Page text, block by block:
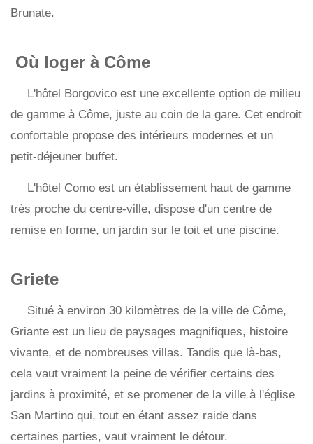
Brunate.
Où loger à Côme
L'hôtel Borgovico est une excellente option de milieu
de gamme à Côme, juste au coin de la gare. Cet endroit
confortable propose des intérieurs modernes et un
petit-déjeuner buffet.
L'hôtel Como est un établissement haut de gamme
très proche du centre-ville, dispose d'un centre de
remise en forme, un jardin sur le toit et une piscine.
Griete
Situé à environ 30 kilomètres de la ville de Côme,
Griante est un lieu de paysages magnifiques, histoire
vivante, et de nombreuses villas. Tandis que là-bas,
cela vaut vraiment la peine de vérifier certains des
jardins à proximité, et se promener de la ville à l'église
San Martino qui, tout en étant assez raide dans
certaines parties, vaut vraiment le détour.